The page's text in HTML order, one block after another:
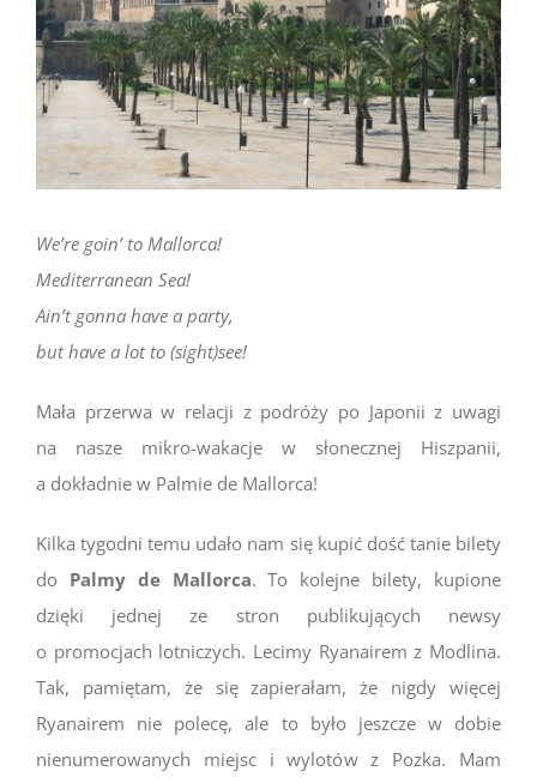
We’re goin’ to Mallorca!
Mediterranean Sea!
Ain’t gonna have a party,
but have a lot to (sight)see!
Mała przerwa w relacji z podróży po Japonii z uwagi
na nasze mikro-wakacje w słonecznej Hiszpanii,
a dokładnie w Palmie de Mallorca!
Kilka tygodni temu udało nam się kupić dość tanie bilety
do Palmy de Mallorca. To kolejne bilety, kupione
dzięki jednej ze stron publikujących newsy
o promocjach lotniczych. Lecimy Ryanairem z Modlina.
Tak, pamiętam, że się zapierałam, że nigdy więcej
Ryanairem nie polecę, ale to było jeszcze w dobie
nienumerowanych miejsc i wylotów z Pozka. Mam